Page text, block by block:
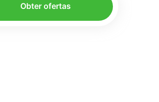
Obter ofertas